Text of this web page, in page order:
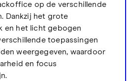
op de verschillende
Dankzij het grote
en het licht gebogen
toepassingen
weergegeven, waardoor
en focus